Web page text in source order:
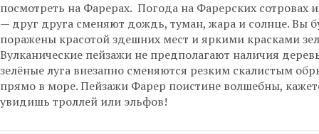
посмотреть на Фарерах. Погода на Фарерских сотровах
— друг друга сменяют дождь, туман, жара и солнце. Вы
поражены красотой здешних мест и яркими красками
Вулканические пейзажи не предполагают наличия
зелёные луга внезапно сменяются резким скалистым
прямо в море. Пейзажи Фарер поистине волшебны,
увидишь троллей или эльфов!